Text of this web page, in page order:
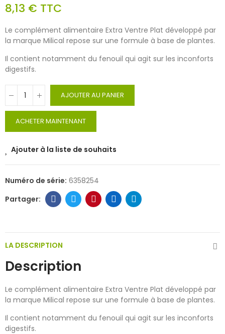
8,13 € TTC
Le complément alimentaire Extra Ventre Plat développé par
la marque Milical repose sur une formule à base de plantes.
Il contient notamment du fenouil qui agit sur les inconforts
digestifs.
AJOUTER AU PANIER
ACHETER MAINTENANT
Ajouter à la liste de souhaits
Numéro de série: 6358254
LA DESCRIPTION
Description
Le complément alimentaire Extra Ventre Plat développé par
la marque Milical repose sur une formule à base de plantes.
Il contient notamment du fenouil qui agit sur les inconforts
digestifs.